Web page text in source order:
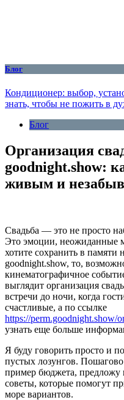
Блог
Кондиционер: выбор,
знать, чтобы не пожить в
Блог
Организация
goodnight.show:
живым и
Свадьба — это не просто
Это эмоции, неожиданные
хотите сохранить в
goodnight.show, то,
кинематографичное
выглядит организация
встречи до ночи, когда
счастливые, а по ссылке
https://perm.goodnight.show/
узнать еще больше
Я буду говорить просто и
пустых лозунгов.
пример бюджета, предложу
советы, которые помогут
море вариантов.